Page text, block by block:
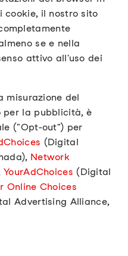
cookie, il nostro sito
se e nella
attivo all'uso dei
misurazione del
per la pubblicità, è
("Opt-out") per
(Digital
Network
YourAdChoices (Digital
Online Choices
Advertising Alliance,